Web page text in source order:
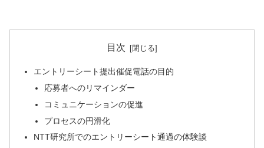
目次
エントリーシート提出催促電話の目的
応募者へのリマインダー
コミュニケーションの促進
プロセスの円滑化
NTT研究所でのエントリーシート通過の体験談